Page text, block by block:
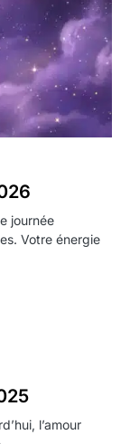
journée
Votre énergie
l’amour